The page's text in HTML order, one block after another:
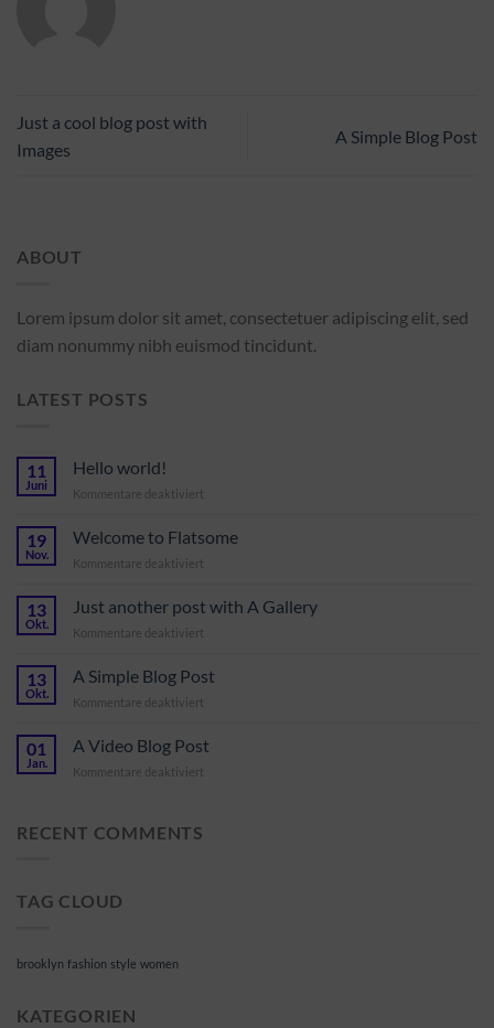
Just a cool blog post with
Images
A Simple Blog Post
ABOUT
Lorem ipsum dolor sit amet, consectetuer adipiscing elit, sed
diam nonummy nibh euismod tincidunt.
LATEST POSTS
11
Juni
Hello world!
Kommentare deaktiviert
19
Nov.
Welcome to Flatsome
Kommentare deaktiviert
Flatsome
13
Okt.
Just another post with A Gallery
Kommentare deaktiviert
another
post
Gallery
13
Okt.
A Simple Blog Post
Kommentare deaktiviert
Simple
Blog
01
Jan.
A Video Blog Post
Kommentare deaktiviert
RECENT COMMENTS
TAG CLOUD
brooklyn fashion style women
KATEGORIEN